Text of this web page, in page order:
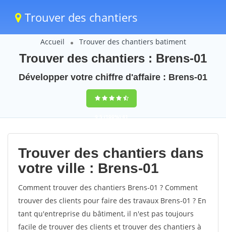
Trouver des chantiers
Accueil Trouver des chantiers batiment
Trouver des chantiers : Brens-01
Développer votre chiffre d'affaire : Brens-01
9,5(100%)41
votes
Trouver des chantiers dans
votre ville : Brens-01
Comment trouver des chantiers Brens-01 ? Comment
trouver des clients pour faire des travaux Brens-01 ? En
tant qu'entreprise du bâtiment, il n'est pas toujours
facile de trouver des clients et trouver des chantiers à